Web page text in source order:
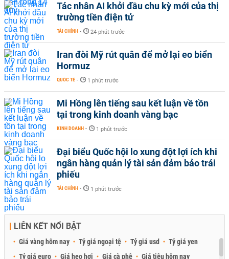
Tác nhân AI khởi đầu chu kỳ mới của thị
trường tiền điện tử
TÀI CHÍNH - 24 phút trước
Iran đòi Mỹ rút quân để mở lại eo biển
Hormuz
QUỐC TẾ - 1 phút trước
Mi Hồng lên tiếng sau kết luận về tồn
tại trong kinh doanh vàng bạc
KINH DOANH - 1 phút trước
Đại biểu Quốc hội lo xung đột lợi ích khi
ngân hàng quản lý tài sản đảm bảo trái
phiếu
TÀI CHÍNH - 1 phút trước
LIÊN KẾT NỔI BẬT
Giá vàng hôm nay Tỷ giá ngoại tệ Tỷ giá usd
Tỷ giá yen
Tỷ giá euro
Giá heo hơi Giá cà phê Giá tiêu hôm nay